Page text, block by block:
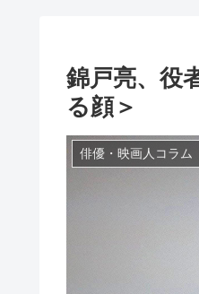
錦戸亮、役
る顔＞
俳優・映画人コラム